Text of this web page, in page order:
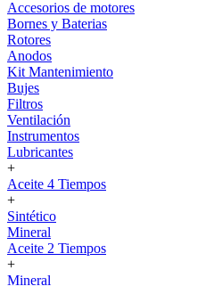
Accesorios de motores
Bornes y Baterias
Rotores
Anodos
Kit Mantenimiento
Bujes
Filtros
Ventilación
Instrumentos
Lubricantes
+
Aceite 4 Tiempos
+
Sintético
Mineral
Aceite 2 Tiempos
+
Mineral